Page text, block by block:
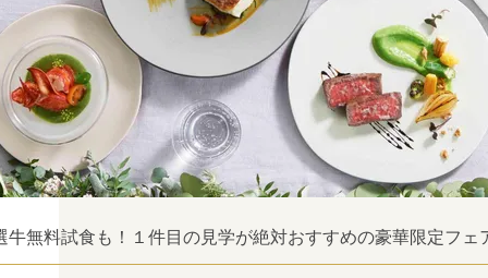
牛無料試食も！１件目の見学が絶対おすすめの豪華限定フェ